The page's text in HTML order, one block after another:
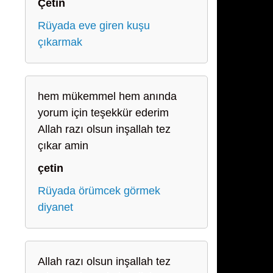
Çetin
Rüyada eve giren kuşu
çıkarmak
hem mükemmel hem anında
yorum için teşekkür ederim
Allah razı olsun inşallah tez
çıkar amin
çetin
Rüyada örümcek görmek
diyanet
Allah razı olsun inşallah tez